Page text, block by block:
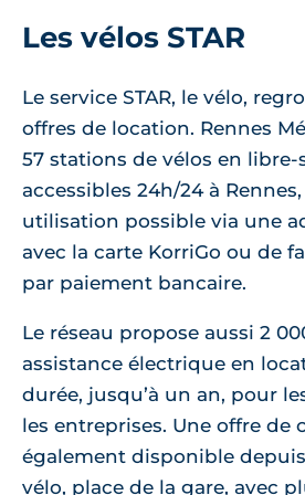
Les vélos STAR
Le service STAR, le vélo,
offres de location. Rennes
57 stations de vélos en libre-
accessibles 24h/24 à
utilisation possible via une
avec la carte KorriGo ou de
par paiement bancaire.
Le réseau propose aussi 2
assistance électrique en
durée, jusqu’à un an, pour
les entreprises. Une offre de
également disponible
vélo, place de la gare, avec